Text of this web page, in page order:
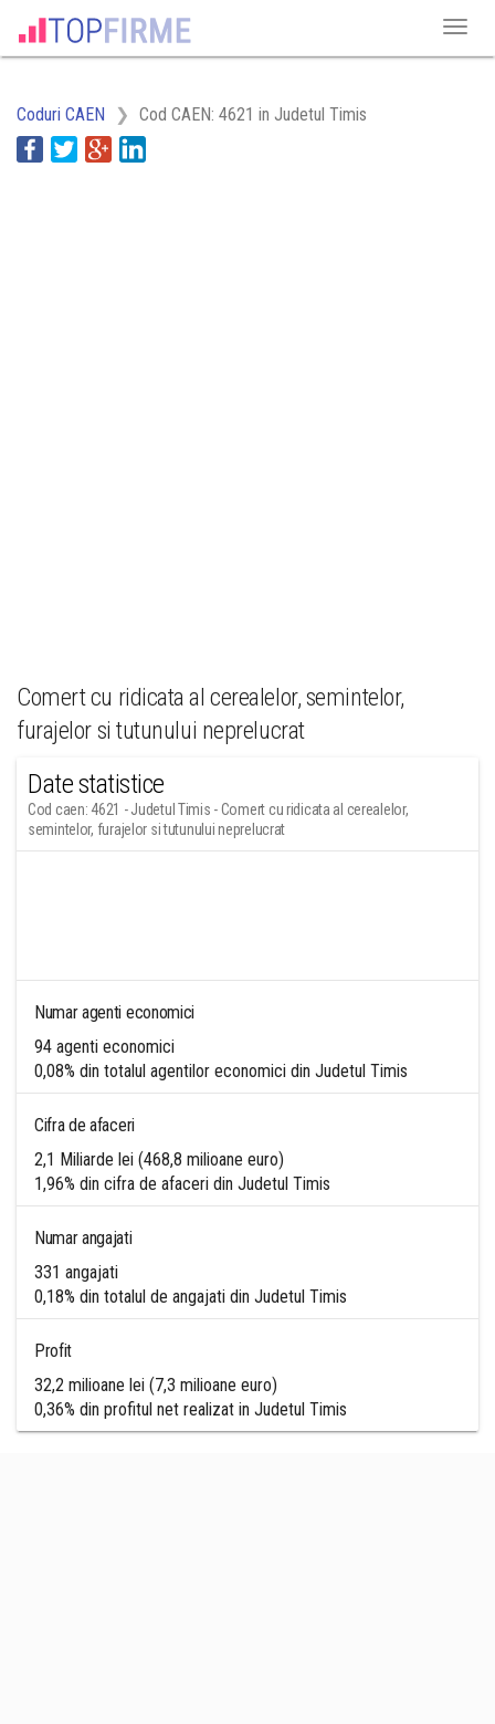
Coduri CAEN Cod CAEN: 4621 in Judetul Timis
Comert cu ridicata al cerealelor, semintelor,
furajelor si tutunului neprelucrat
Date statistice
Cod caen: 4621 - Judetul Timis - Comert cu ridicata al cerealelor,
semintelor, furajelor si tutunului neprelucrat
Numar agenti economici
94 agenti economici
0,08% din totalul agentilor economici din Judetul Timis
Cifra de afaceri
2,1 Miliarde lei (468,8 milioane euro)
1,96% din cifra de afaceri din Judetul Timis
Numar angajati
331 angajati
0,18% din totalul de angajati din Judetul Timis
Profit
32,2 milioane lei (7,3 milioane euro)
0,36% din profitul net realizat in Judetul Timis